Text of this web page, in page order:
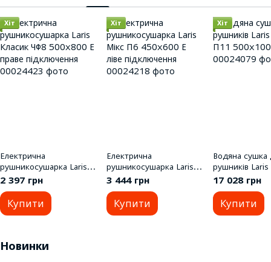
Хіт
Електрична
рушникосушарка Laris
Класик ЧФ8 500x800 Е
праве підключення
2 397 грн
Купити
Хіт
Електрична
рушникосушарка Laris
Мікс П6 450х600 Е ліве
підключення
3 444 грн
Купити
Хіт
Водяна сушка
рушників
П11 500х1000
17 028 грн
Купити
Новинки